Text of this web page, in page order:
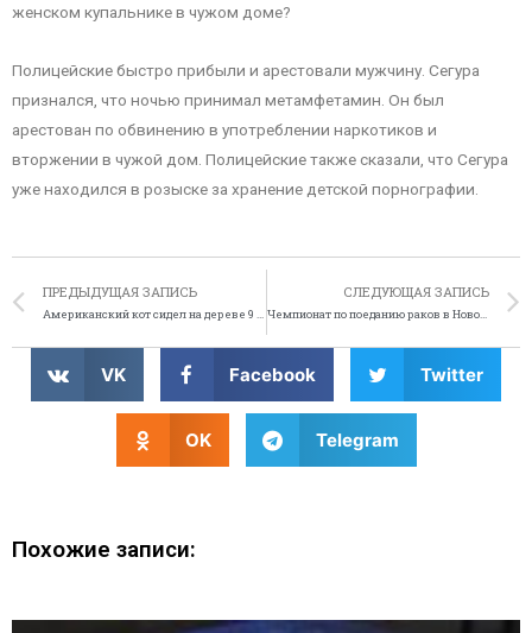
женском купальнике в чужом доме?
Полицейские быстро прибыли и арестовали мужчину. Сегура
признался, что ночью принимал метамфетамин. Он был
арестован по обвинению в употреблении наркотиков и
вторжении в чужой дом. Полицейские также сказали, что Сегура
уже находился в розыске за хранение детской порнографии.
ПРЕДЫДУЩАЯ ЗАПИСЬ
Американский кот сидел на дереве 9 дней
СЛЕДУЮЩАЯ ЗАПИСЬ
Чемпионат по поеданию раков в Новом Орлеане
VK Facebook Twitter
OK Telegram
Похожие записи: